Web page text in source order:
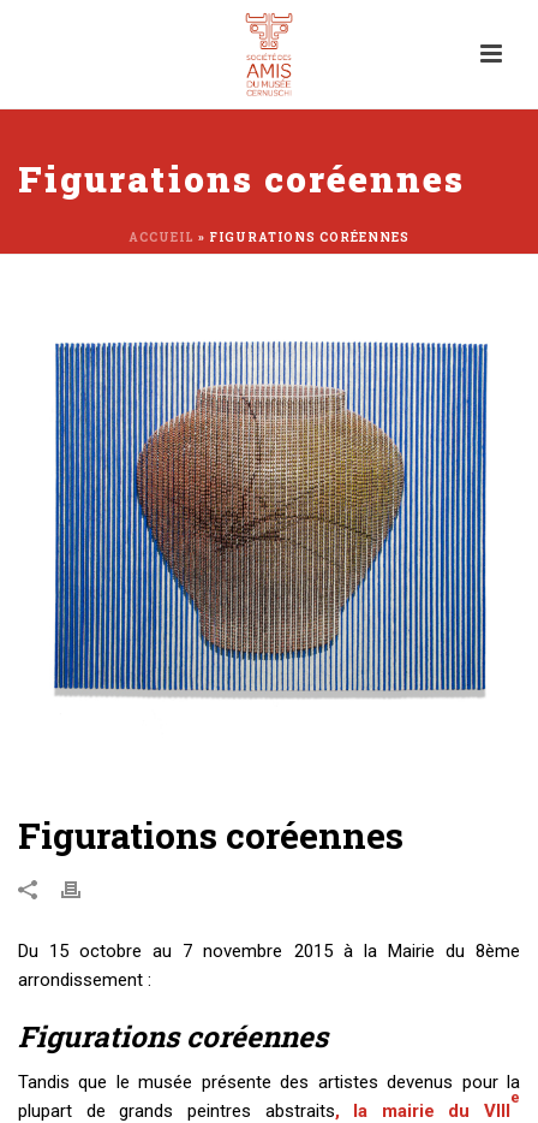
Figurations coréennes
ACCUEIL » FIGURATIONS CORÉENNES
Figurations coréennes
Du 15 octobre au 7 novembre 2015 à la Mairie du 8ème
arrondissement :
Figurations coréennes
Tandis que le musée présente des artistes devenus pour la
plupart de grands peintres abstraits, la mairie du VIII
e